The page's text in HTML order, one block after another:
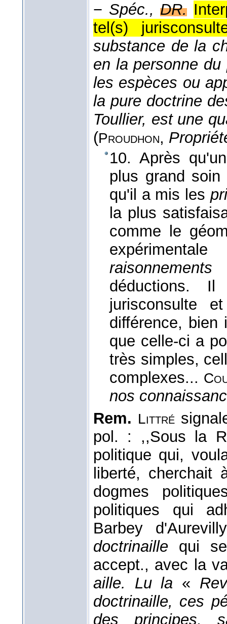
− Spéc., DR.
tel(s)
substance de la
en la personne
les espèces ou
la pure doctrine
Toullier, est une
(Proudhon,
10. Après
plus grand soin
qu'il a mis les
la plus
comme le
raisonnements
jurisconsulte
différence, bien
que celle-ci a
très simples,
complexes...
nos
Rem. Littré
pol. : ,,Sous la
politique qui,
liberté,
dogmes
politiques qui
Barbey
doctrinaille qui
accept., avec la
aille. Lu la «
doctrinaille, ces
des principes,